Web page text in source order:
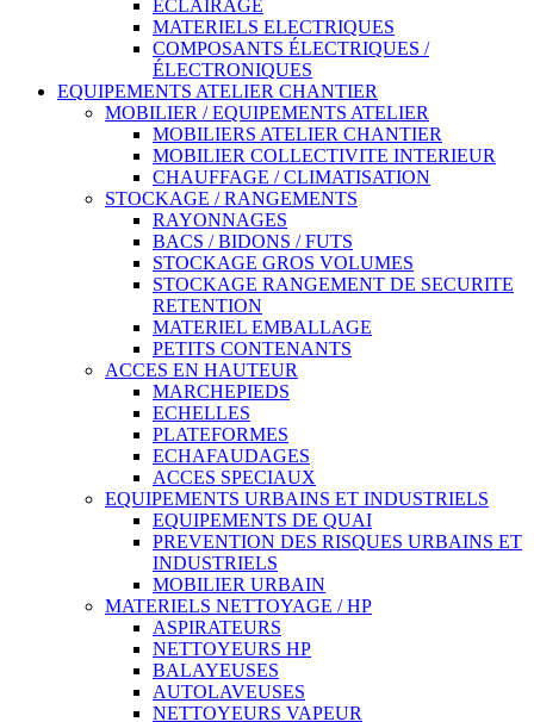
ECLAIRAGE
MATERIELS ELECTRIQUES
COMPOSANTS ÉLECTRIQUES /
ÉLECTRONIQUES
EQUIPEMENTS ATELIER CHANTIER
MOBILIER / EQUIPEMENTS ATELIER
MOBILIERS ATELIER CHANTIER
MOBILIER COLLECTIVITE INTERIEUR
CHAUFFAGE / CLIMATISATION
STOCKAGE / RANGEMENTS
RAYONNAGES
BACS / BIDONS / FUTS
STOCKAGE GROS VOLUMES
STOCKAGE RANGEMENT DE SECURITE
RETENTION
MATERIEL EMBALLAGE
PETITS CONTENANTS
ACCES EN HAUTEUR
MARCHEPIEDS
ECHELLES
PLATEFORMES
ECHAFAUDAGES
ACCES SPECIAUX
EQUIPEMENTS URBAINS ET INDUSTRIELS
EQUIPEMENTS DE QUAI
PREVENTION DES RISQUES URBAINS ET
INDUSTRIELS
MOBILIER URBAIN
MATERIELS NETTOYAGE / HP
ASPIRATEURS
NETTOYEURS HP
BALAYEUSES
AUTOLAVEUSES
NETTOYEURS VAPEUR